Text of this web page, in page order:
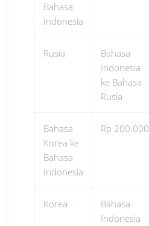
Bahasa
Indonesia
Rusia
Bahasa
Indonesia
ke Bahasa
Rusia
Bahasa
Korea ke
Bahasa
Indonesia
Rp 200.000
Korea
Bahasa
Indonesia